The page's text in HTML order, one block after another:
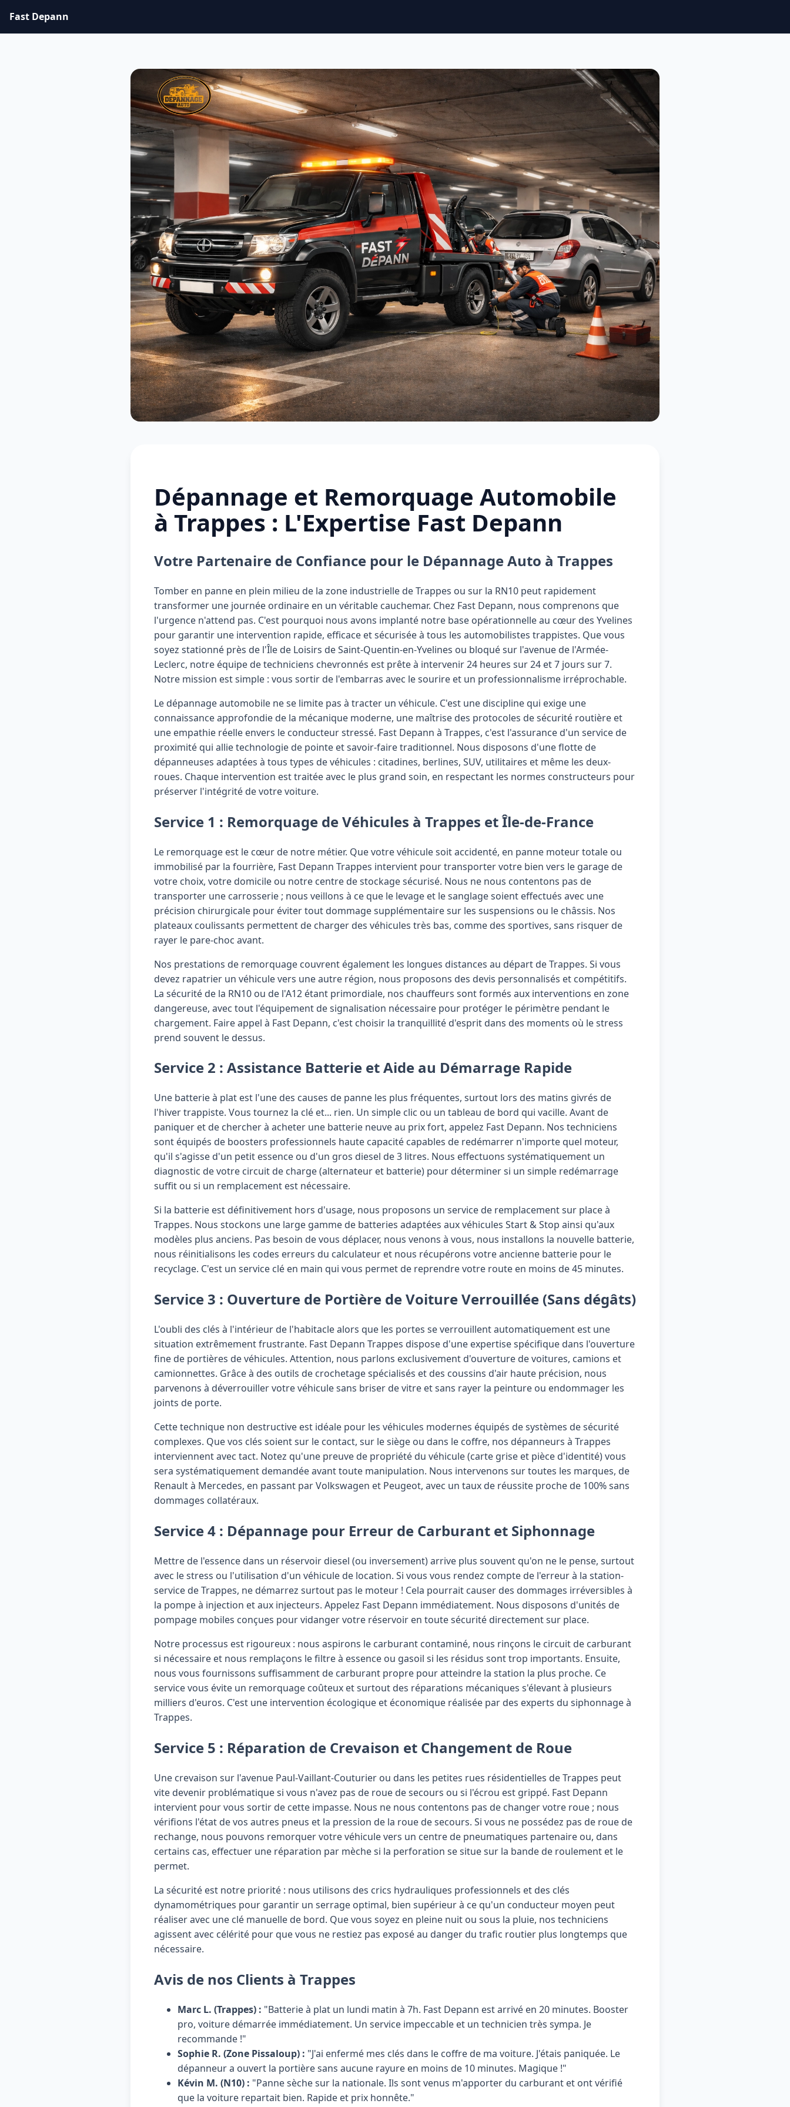
Fast Depann
Dépannage et Remorquage Automobile
à Trappes : L'Expertise Fast Depann
Votre Partenaire de Confiance pour le Dépannage Auto à Trappes
Tomber en panne en plein milieu de la zone industrielle de Trappes ou sur la RN10 peut rapidement
transformer une journée ordinaire en un véritable cauchemar. Chez Fast Depann, nous comprenons que
l'urgence n'attend pas. C'est pourquoi nous avons implanté notre base opérationnelle au cœur des Yvelines
pour garantir une intervention rapide, efficace et sécurisée à tous les automobilistes trappistes. Que vous
soyez stationné près de l'Île de Loisirs de Saint-Quentin-en-Yvelines ou bloqué sur l'avenue de l'Armée-
Leclerc, notre équipe de techniciens chevronnés est prête à intervenir 24 heures sur 24 et 7 jours sur 7.
Notre mission est simple : vous sortir de l'embarras avec le sourire et un professionnalisme irréprochable.
Le dépannage automobile ne se limite pas à tracter un véhicule. C'est une discipline qui exige une
connaissance approfondie de la mécanique moderne, une maîtrise des protocoles de sécurité routière et
une empathie réelle envers le conducteur stressé. Fast Depann à Trappes, c'est l'assurance d'un service de
proximité qui allie technologie de pointe et savoir-faire traditionnel. Nous disposons d'une flotte de
dépanneuses adaptées à tous types de véhicules : citadines, berlines, SUV, utilitaires et même les deux-
roues. Chaque intervention est traitée avec le plus grand soin, en respectant les normes constructeurs pour
préserver l'intégrité de votre voiture.
Service 1 : Remorquage de Véhicules à Trappes et Île-de-France
Le remorquage est le cœur de notre métier. Que votre véhicule soit accidenté, en panne moteur totale ou
immobilisé par la fourrière, Fast Depann Trappes intervient pour transporter votre bien vers le garage de
votre choix, votre domicile ou notre centre de stockage sécurisé. Nous ne nous contentons pas de
transporter une carrosserie ; nous veillons à ce que le levage et le sanglage soient effectués avec une
précision chirurgicale pour éviter tout dommage supplémentaire sur les suspensions ou le châssis. Nos
plateaux coulissants permettent de charger des véhicules très bas, comme des sportives, sans risquer de
rayer le pare-choc avant.
Nos prestations de remorquage couvrent également les longues distances au départ de Trappes. Si vous
devez rapatrier un véhicule vers une autre région, nous proposons des devis personnalisés et compétitifs.
La sécurité de la RN10 ou de l'A12 étant primordiale, nos chauffeurs sont formés aux interventions en zone
dangereuse, avec tout l'équipement de signalisation nécessaire pour protéger le périmètre pendant le
chargement. Faire appel à Fast Depann, c'est choisir la tranquillité d'esprit dans des moments où le stress
prend souvent le dessus.
Service 2 : Assistance Batterie et Aide au Démarrage Rapide
Une batterie à plat est l'une des causes de panne les plus fréquentes, surtout lors des matins givrés de
l'hiver trappiste. Vous tournez la clé et... rien. Un simple clic ou un tableau de bord qui vacille. Avant de
paniquer et de chercher à acheter une batterie neuve au prix fort, appelez Fast Depann. Nos techniciens
sont équipés de boosters professionnels haute capacité capables de redémarrer n'importe quel moteur,
qu'il s'agisse d'un petit essence ou d'un gros diesel de 3 litres. Nous effectuons systématiquement un
diagnostic de votre circuit de charge (alternateur et batterie) pour déterminer si un simple redémarrage
suffit ou si un remplacement est nécessaire.
Si la batterie est définitivement hors d'usage, nous proposons un service de remplacement sur place à
Trappes. Nous stockons une large gamme de batteries adaptées aux véhicules Start & Stop ainsi qu'aux
modèles plus anciens. Pas besoin de vous déplacer, nous venons à vous, nous installons la nouvelle batterie,
nous réinitialisons les codes erreurs du calculateur et nous récupérons votre ancienne batterie pour le
recyclage. C'est un service clé en main qui vous permet de reprendre votre route en moins de 45 minutes.
Service 3 : Ouverture de Portière de Voiture Verrouillée (Sans dégâts)
L'oubli des clés à l'intérieur de l'habitacle alors que les portes se verrouillent automatiquement est une
situation extrêmement frustrante. Fast Depann Trappes dispose d'une expertise spécifique dans l'ouverture
fine de portières de véhicules. Attention, nous parlons exclusivement d'ouverture de voitures, camions et
camionnettes. Grâce à des outils de crochetage spécialisés et des coussins d'air haute précision, nous
parvenons à déverrouiller votre véhicule sans briser de vitre et sans rayer la peinture ou endommager les
joints de porte.
Cette technique non destructive est idéale pour les véhicules modernes équipés de systèmes de sécurité
complexes. Que vos clés soient sur le contact, sur le siège ou dans le coffre, nos dépanneurs à Trappes
interviennent avec tact. Notez qu'une preuve de propriété du véhicule (carte grise et pièce d'identité) vous
sera systématiquement demandée avant toute manipulation. Nous intervenons sur toutes les marques, de
Renault à Mercedes, en passant par Volkswagen et Peugeot, avec un taux de réussite proche de 100% sans
dommages collatéraux.
Service 4 : Dépannage pour Erreur de Carburant et Siphonnage
Mettre de l'essence dans un réservoir diesel (ou inversement) arrive plus souvent qu'on ne le pense, surtout
avec le stress ou l'utilisation d'un véhicule de location. Si vous vous rendez compte de l'erreur à la station-
service de Trappes, ne démarrez surtout pas le moteur ! Cela pourrait causer des dommages irréversibles à
la pompe à injection et aux injecteurs. Appelez Fast Depann immédiatement. Nous disposons d'unités de
pompage mobiles conçues pour vidanger votre réservoir en toute sécurité directement sur place.
Notre processus est rigoureux : nous aspirons le carburant contaminé, nous rinçons le circuit de carburant
si nécessaire et nous remplaçons le filtre à essence ou gasoil si les résidus sont trop importants. Ensuite,
nous vous fournissons suffisamment de carburant propre pour atteindre la station la plus proche. Ce
service vous évite un remorquage coûteux et surtout des réparations mécaniques s'élevant à plusieurs
milliers d'euros. C'est une intervention écologique et économique réalisée par des experts du siphonnage à
Trappes.
Service 5 : Réparation de Crevaison et Changement de Roue
Une crevaison sur l'avenue Paul-Vaillant-Couturier ou dans les petites rues résidentielles de Trappes peut
vite devenir problématique si vous n'avez pas de roue de secours ou si l'écrou est grippé. Fast Depann
intervient pour vous sortir de cette impasse. Nous ne nous contentons pas de changer votre roue ; nous
vérifions l'état de vos autres pneus et la pression de la roue de secours. Si vous ne possédez pas de roue de
rechange, nous pouvons remorquer votre véhicule vers un centre de pneumatiques partenaire ou, dans
certains cas, effectuer une réparation par mèche si la perforation se situe sur la bande de roulement et le
permet.
La sécurité est notre priorité : nous utilisons des crics hydrauliques professionnels et des clés
dynamométriques pour garantir un serrage optimal, bien supérieur à ce qu'un conducteur moyen peut
réaliser avec une clé manuelle de bord. Que vous soyez en pleine nuit ou sous la pluie, nos techniciens
agissent avec célérité pour que vous ne restiez pas exposé au danger du trafic routier plus longtemps que
nécessaire.
Avis de nos Clients à Trappes
Marc L. (Trappes) : "Batterie à plat un lundi matin à 7h. Fast Depann est arrivé en 20 minutes. Booster
pro, voiture démarrée immédiatement. Un service impeccable et un technicien très sympa. Je
recommande !"
Sophie R. (Zone Pissaloup) : "J'ai enfermé mes clés dans le coffre de ma voiture. J'étais paniquée. Le
dépanneur a ouvert la portière sans aucune rayure en moins de 10 minutes. Magique !"
Kévin M. (N10) : "Panne sèche sur la nationale. Ils sont venus m'apporter du carburant et ont vérifié
que la voiture repartait bien. Rapide et prix honnête."